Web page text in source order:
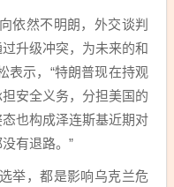
依然不明朗，外交谈判
升级冲突，为未来的和
表示，“特朗普现在持观
安全义务，分担美国的
也构成泽连斯基近期对
有退路。”
举，都是影响乌克兰危